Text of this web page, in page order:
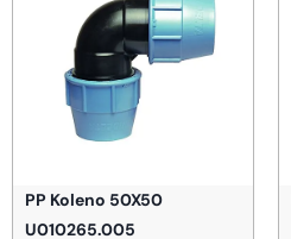
PP Koleno 50X50
U010265.005